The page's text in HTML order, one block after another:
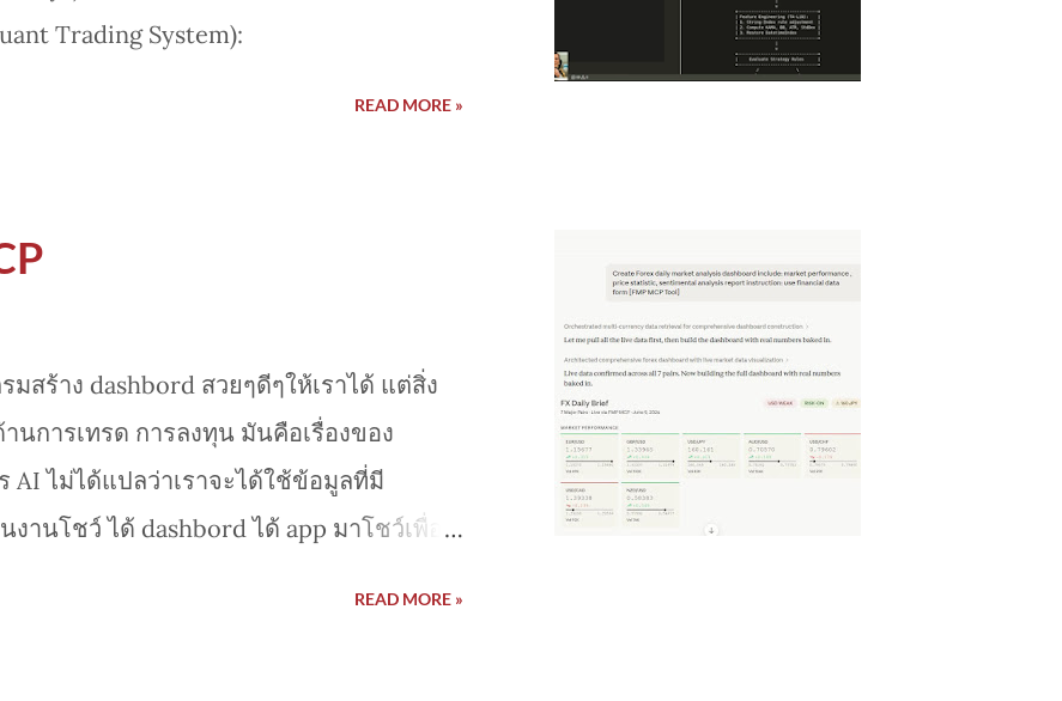
Trading System):
READ MORE »
สร้าง dashbord สวยๆดีๆให้เราได้ แต่สิ่ง
การเทรด การลงทุน มันคือเรื่องของ
AI ไม่ได้แปลว่าเราจะได้ใช้ข้อมูลที่มี
งานโชว์ ได้ dashbord ได้ app มาโชว์เพื่อน
READ MORE »